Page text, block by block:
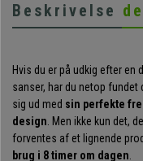
Beskrivelse
Hvis du er på udkig efter
sanser, har du netop fundet
sig ud med sin perfekte
design . Men ikke kun det,
forventes af et lignende
brug i 8 timer om dagen